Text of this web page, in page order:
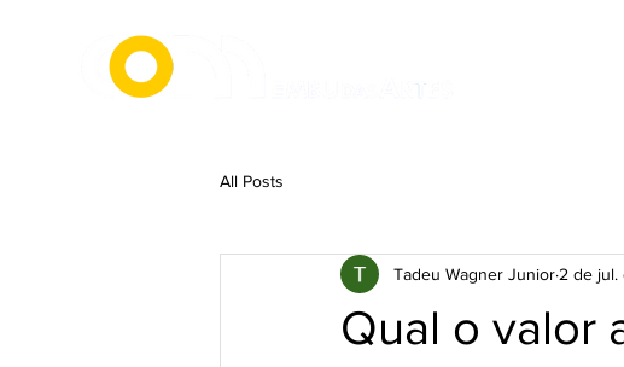
All Posts
Qual o valor
Tadeu Wagner Junior 2 de